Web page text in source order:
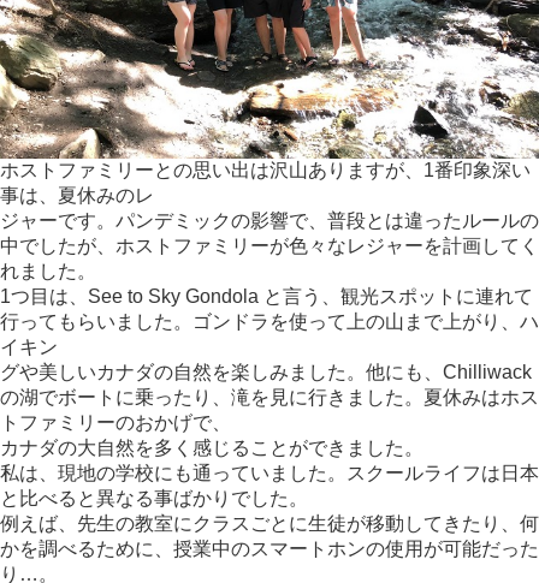
ホストファミリーとの思い出は沢山ありますが、1番印象深い
事は、夏休みのレ
ジャーです。パンデミックの影響で、普段とは違ったルールの
中でしたが、ホストファミリーが色々なレジャーを計画してく
れました。
1つ目は、See to Sky Gondola と言う、観光スポットに連れて
行ってもらいました。ゴンドラを使って上の山まで上がり、ハ
イキン
グや美しいカナダの自然を楽しみました。他にも、Chilliwack
の湖でボートに乗ったり、滝を見に行きました。夏休みはホス
トファミリーのおかげで、
カナダの大自然を多く感じることができました。
私は、現地の学校にも通っていました。スクールライフは日本
と比べると異なる事ばかりでした。
例えば、先生の教室にクラスごとに生徒が移動してきたり、何
かを調べるために、授業中のスマートホンの使用が可能だった
り…。